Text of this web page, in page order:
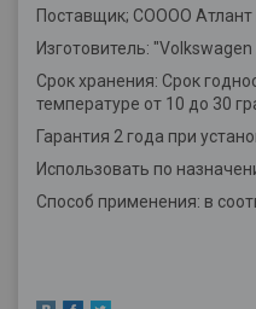
Поставщик; СОООО Атлант
Изготовитель:
Срок хранения: Срок
температуре от 10 до 30
Гарантия 2 года при
Использовать по
Способ применения: в